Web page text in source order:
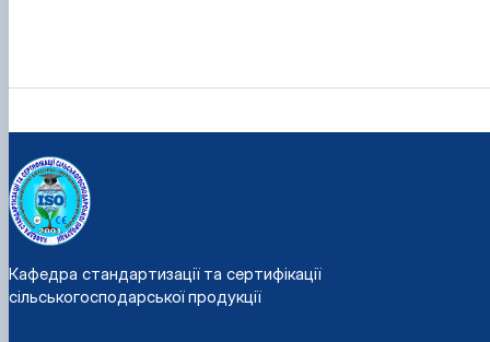
Кафедра стандартизації та сертифікації
сільськогосподарської продукції